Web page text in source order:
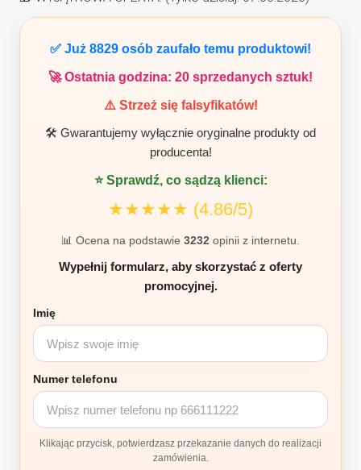
wynosi:
✅ Już 8829 osób zaufało temu produktowi!
🚀 Ostatnia godzina: 20 sprzedanych sztuk!
⚠️ Strzeż się falsyfikatów!
🛠️ Gwarantujemy wyłącznie oryginalne produkty od
producenta!
⭐ Sprawdź, co sądzą klienci:
★★★★★ (4.86/5)
📊 Ocena na podstawie 3232 opinii z internetu.
Wypełnij formularz, aby skorzystać z oferty
promocyjnej.
Imię
Numer telefonu
Klikając przycisk, potwierdzasz przekazanie danych do realizacji
zamówienia.